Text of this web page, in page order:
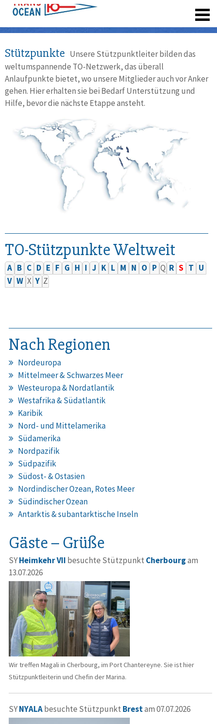
Stützpunkte Unsere Stützpunktleiter bilden das
weltumspannende TO-Netzwerk, das überall
Anlaufpunkte bietet, wo unsere Mitglieder auch vor Anker
gehen. Hier erhalten sie bei Bedarf Unterstützung und
Hilfe, bevor die nächste Etappe ansteht.
TO-Stützpunkte Weltweit
A B C D E F G H I J K L M N O P Q R S T U
V W X Y Z
Nach Regionen
Nordeuropa
Mittelmeer & Schwarzes Meer
Westeuropa & Nordatlantik
Westafrika & Südatlantik
Karibik
Nord- und Mittelamerika
Südamerika
Nordpazifik
Südpazifik
Südost- & Ostasien
Nordindischer Ozean, Rotes Meer
Südindischer Ozean
Antarktis & subantarktische Inseln
Gäste – Grüße
SYHeimkehr VII besuchte Stützpunkt Cherbourgam
13.07.2026
Wir treffen Magali in Cherbourg, im Port Chantereyne. Sie ist hier
Stützpunktleiterin und Chefin der Marina.
SYNYALAbesuchte Stützpunkt Brestam 07.07.2026